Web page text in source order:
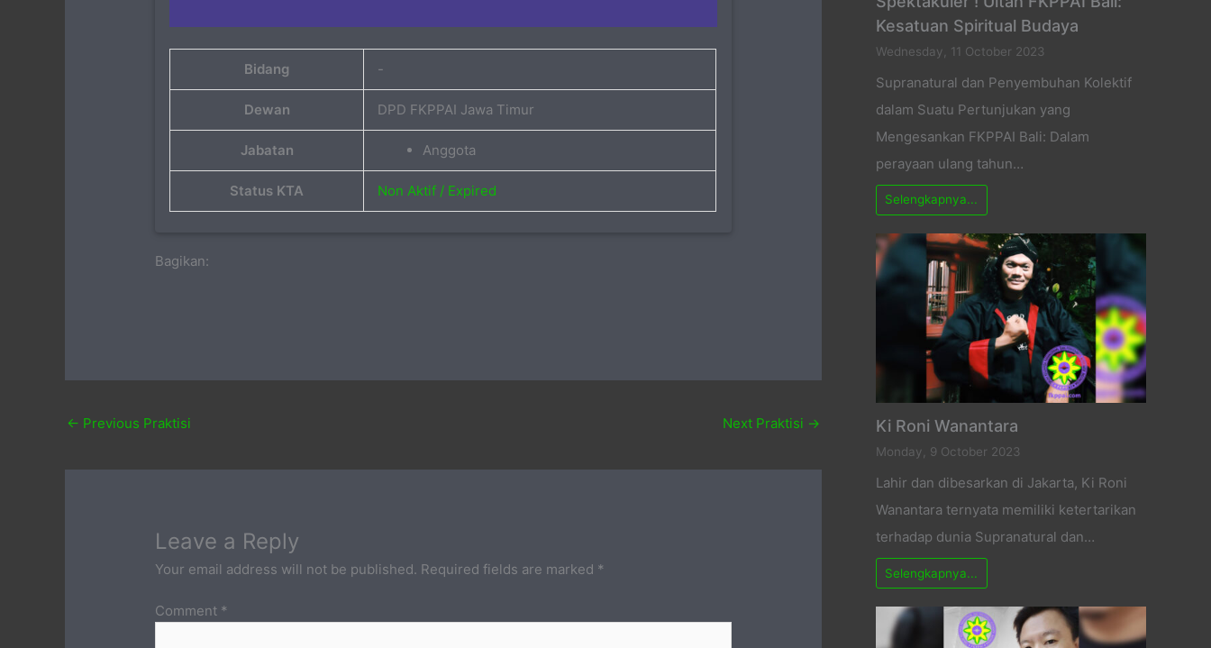
Bidang -
Dewan DPD FKPPAI Jawa Timur
Jabatan Anggota
Status KTA Non Aktif / Expired
Bagikan:
← Previous Praktisi Next Praktisi →
Leave a Reply
Your email address will not be published. Required fields are marked *
Comment *
Kesatuan Spiritual Budaya
Wednesday, 11 October 2023
Supranatural dan Penyembuhan Kolektif
dalam Suatu Pertunjukan yang
Mengesankan FKPPAI Bali: Dalam
perayaan ulang tahun…
Selengkapnya...
Ki Roni Wanantara
Monday, 9 October 2023
Lahir dan dibesarkan di Jakarta, Ki Roni
Wanantara ternyata memiliki ketertarikan
terhadap dunia Supranatural dan…
Selengkapnya...